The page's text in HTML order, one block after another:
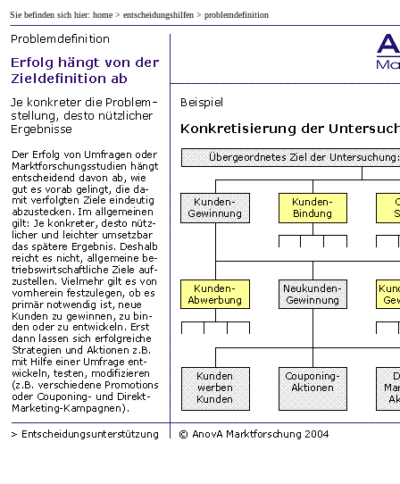
Sie befinden sich hier: home > entscheidungshilfen > problemdefinition